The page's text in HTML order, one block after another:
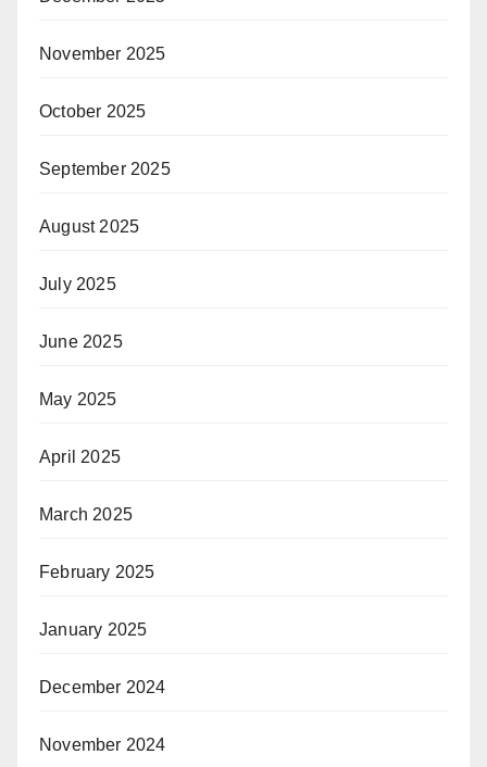
November 2025
October 2025
September 2025
August 2025
July 2025
June 2025
May 2025
April 2025
March 2025
February 2025
January 2025
December 2024
November 2024